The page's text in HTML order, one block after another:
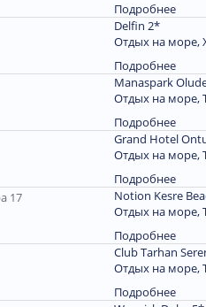
Подробнее
Delfin 2*
Отдых на море,
Подробнее
Manaspark
Отдых на море,
Подробнее
Grand Hotel
Отдых на море,
Подробнее
Notion Kesre
Отдых на море,
Подробнее
Club Tarhan
Отдых на море,
Подробнее